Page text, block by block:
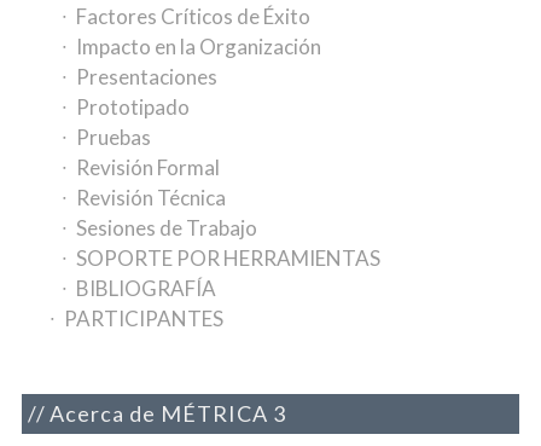
Factores Críticos de Éxito
Impacto en la Organización
Presentaciones
Prototipado
Pruebas
Revisión Formal
Revisión Técnica
Sesiones de Trabajo
SOPORTE POR HERRAMIENTAS
BIBLIOGRAFÍA
PARTICIPANTES
Acerca de MÉTRICA 3